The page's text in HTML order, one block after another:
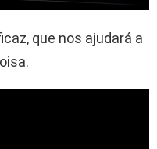
que nos ajudará a